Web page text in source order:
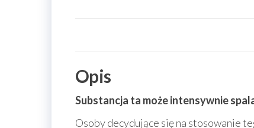
Opis
Substancja ta może intensywnie
Osoby decydujące się na stosowanie